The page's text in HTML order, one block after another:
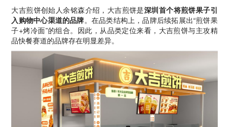
大吉煎饼创始人余铭森介绍，大吉煎饼是深圳首个将煎饼果子引
入购物中心渠道的品牌。在品类结构上，品牌后续拓展出“煎饼果
子+烤冷面”的组合。因此，从品类定位来看，大吉煎饼与主攻精
品快餐赛道的品牌存在明显差异。